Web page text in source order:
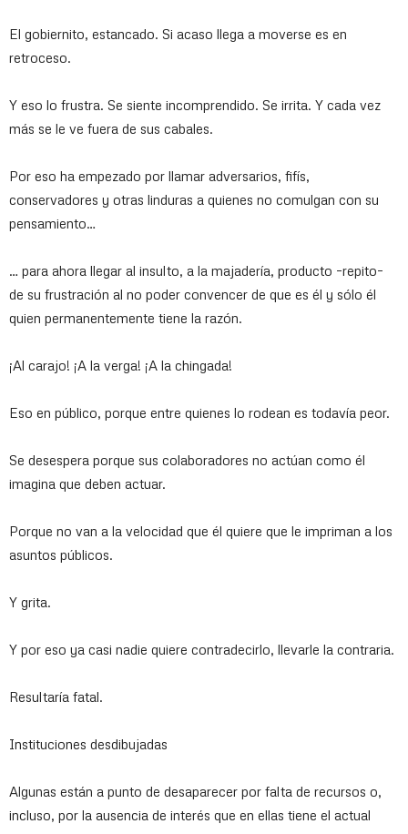
El gobiernito, estancado. Si acaso llega a moverse es en
retroceso.
Y eso lo frustra. Se siente incomprendido. Se irrita. Y cada vez
más se le ve fuera de sus cabales.
Por eso ha empezado por llamar adversarios, fifís,
conservadores y otras linduras a quienes no comulgan con su
pensamiento…
… para ahora llegar al insulto, a la majadería, producto –repito–
de su frustración al no poder convencer de que es él y sólo él
quien permanentemente tiene la razón.
¡Al carajo! ¡A la verga! ¡A la chingada!
Eso en público, porque entre quienes lo rodean es todavía peor.
Se desespera porque sus colaboradores no actúan como él
imagina que deben actuar.
Porque no van a la velocidad que él quiere que le impriman a los
asuntos públicos.
Y grita.
Y por eso ya casi nadie quiere contradecirlo, llevarle la contraria.
Resultaría fatal.
Instituciones desdibujadas
Algunas están a punto de desaparecer por falta de recursos o,
incluso, por la ausencia de interés que en ellas tiene el actual